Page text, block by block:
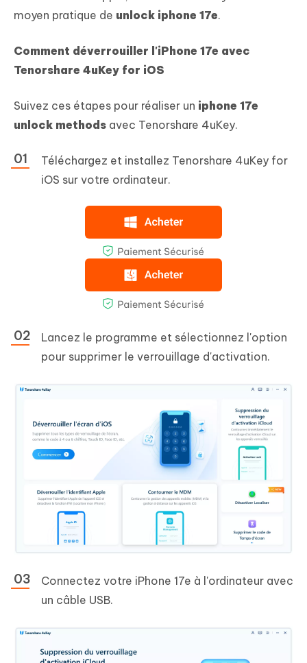
moyen pratique de unlock iphone 17e.
Comment déverrouiller l'iPhone 17e avec
Tenorshare 4uKey for iOS
Suivez ces étapes pour réaliser un iphone 17e
unlock methods avec Tenorshare 4uKey.
Téléchargez et installez Tenorshare 4uKey for
iOS sur votre ordinateur.
Lancez le programme et sélectionnez l'option
pour supprimer le verrouillage d'activation.
Connectez votre iPhone 17e à l'ordinateur avec
un câble USB.